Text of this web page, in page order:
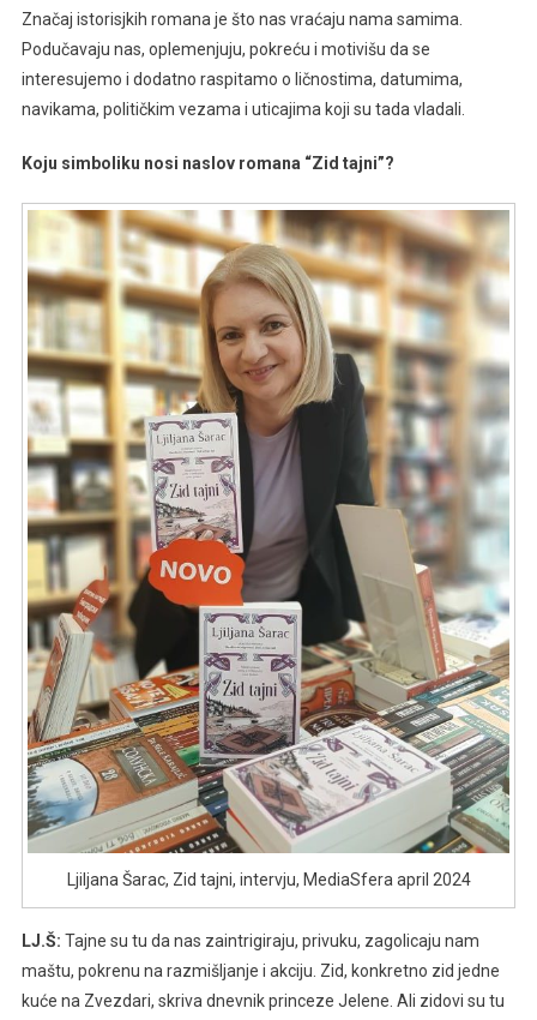
Značaj istorisjkih romana je što nas vraćaju nama samima.
Podučavaju nas, oplemenjuju, pokreću i motivišu da se
interesujemo i dodatno raspitamo o ličnostima, datumima,
navikama, političkim vezama i uticajima koji su tada vladali.
Koju simboliku nosi naslov romana “Zid tajni”?
Ljiljana Šarac, Zid tajni, intervju, MediaSfera april 2024
LJ.Š: Tajne su tu da nas zaintrigiraju, privuku, zagolicaju nam
maštu, pokrenu na razmišljanje i akciju. Zid, konkretno zid jedne
kuće na Zvezdari, skriva dnevnik princeze Jelene. Ali zidovi su tu